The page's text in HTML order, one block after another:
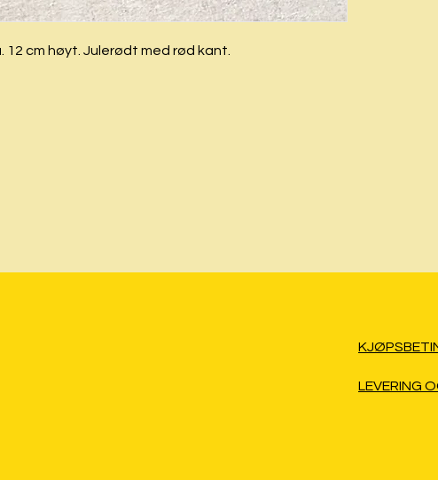
12 cm høyt. Julerødt med rød kant.
LEVERING